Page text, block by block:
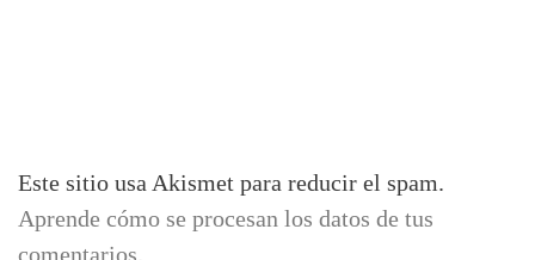
Este sitio usa Akismet para reducir el spam.
Aprende cómo se procesan los datos de tus
comentarios.